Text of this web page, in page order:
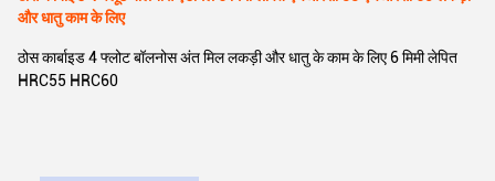
और धातु काम के लिए
ठोस कार्बाइड 4 फ्लोट बॉलनोस अंत मिल लकड़ी और धातु के काम के लिए 6 मिमी लेपित
HRC55 HRC60